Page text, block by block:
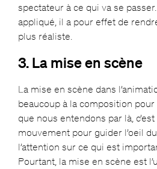
spectateur à ce qui va se
appliqué, il a pour effet de
plus réaliste.
3. La mise en scène
La mise en scène dans
beaucoup à la composition pour
que nous entendons par là,
mouvement pour guider l’oeil
l’attention sur ce qui est
Pourtant, la mise en scène est